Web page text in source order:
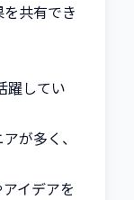
共有でき
躍してい
が多く、
イデアを